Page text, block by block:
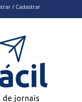
/ Cadastrar